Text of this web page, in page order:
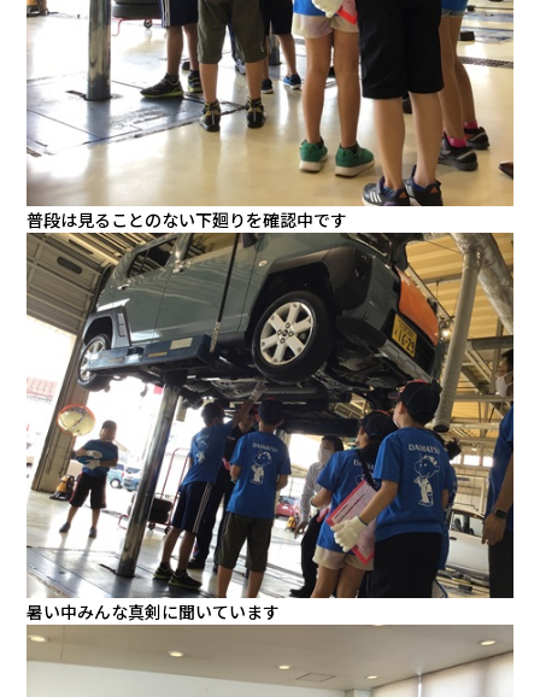
普段は見ることのない下廻りを確認中です
暑い中みんな真剣に聞いています